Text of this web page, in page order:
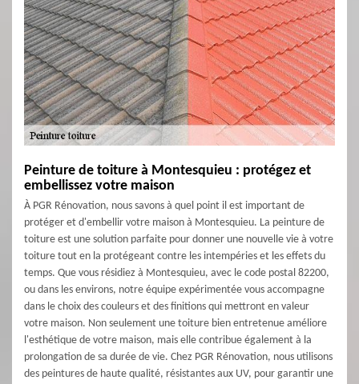
Peinture de toiture à Montesquieu : protégez et
embellissez votre maison
À PGR Rénovation, nous savons à quel point il est important de
protéger et d'embellir votre maison à Montesquieu. La peinture de
toiture est une solution parfaite pour donner une nouvelle vie à votre
toiture tout en la protégeant contre les intempéries et les effets du
temps. Que vous résidiez à Montesquieu, avec le code postal 82200,
ou dans les environs, notre équipe expérimentée vous accompagne
dans le choix des couleurs et des finitions qui mettront en valeur
votre maison. Non seulement une toiture bien entretenue améliore
l'esthétique de votre maison, mais elle contribue également à la
prolongation de sa durée de vie. Chez PGR Rénovation, nous utilisons
des peintures de haute qualité, résistantes aux UV, pour garantir une